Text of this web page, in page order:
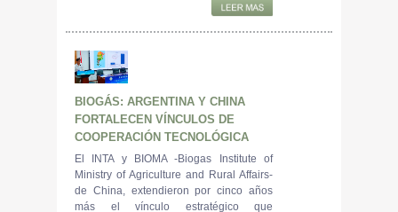
BIOGÁS: ARGENTINA Y CHINA
FORTALECEN VÍNCULOS DE
COOPERACIÓN TECNOLÓGICA
El INTA y BIOMA -Biogas Institute of
Ministry of Agriculture and Rural Affairs-
de China, extendieron por cinco años
más el vínculo estratégico que